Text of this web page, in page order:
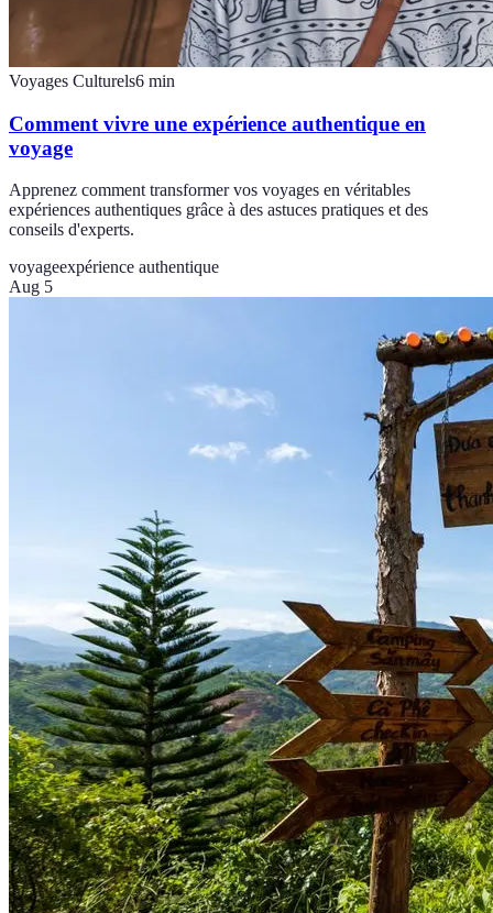
Voyages Culturels6 min
Comment vivre une expérience authentique en
voyage
Apprenez comment transformer vos voyages en véritables
expériences authentiques grâce à des astuces pratiques et des
conseils d'experts.
voyageexpérience authentique
Aug 5